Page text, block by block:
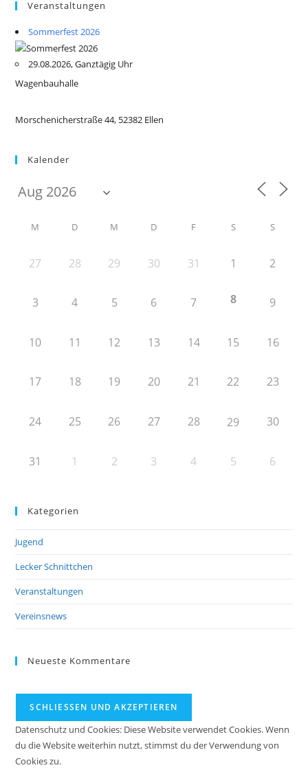
Veranstaltungen
Sommerfest 2026
29.08.2026, Ganztägig Uhr
Wagenbauhalle
Morschenicherstraße 44, 52382 Ellen
Kalender
M D M D F S S
27 28 29 30 31 1 2
3 4 5 6 7 8 9
10 11 12 13 14 15 16
17 18 19 20 21 22 23
24 25 26 27 28 29 30
31 1 2 3 4 5 6
Kategorien
Jugend
Lecker Schnittchen
Veranstaltungen
Vereinsnews
Neueste Kommentare
Datenschutz und Cookies: Diese Website verwendet Cookies. Wenn
du die Website weiterhin nutzt, stimmst du der Verwendung von
Cookies zu.